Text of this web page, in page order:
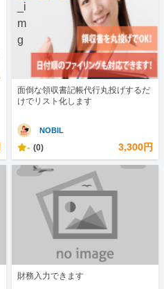
面倒な領収書記帳代行丸投げするだ
けでリスト化します
NOBIL
- (0) 3,300円
財務入力できます